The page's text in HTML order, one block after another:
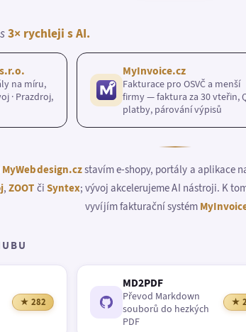
3× rychleji s AI.
na míru,
· Prazdroj,
MyInvoice.cz
Fakturace pro OSVČ a menší
firmy — faktura za 30 vteřin,
platby, párování výpisů
MyWebdesign.czstavím e-shopy, portály a aplikace
,ZOOT či Syntex; vývoj akcelerujeme AI nástroji. K
vyvíjím fakturační systém
★ 282
MD2PDF
Převod Markdown
souborů do hezkých
PDF
★